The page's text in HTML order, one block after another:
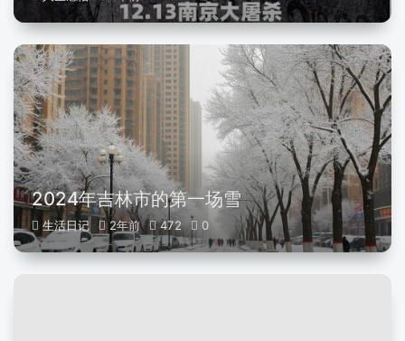
2024年吉林市的第一场雪
生活日记 2年前 472 0